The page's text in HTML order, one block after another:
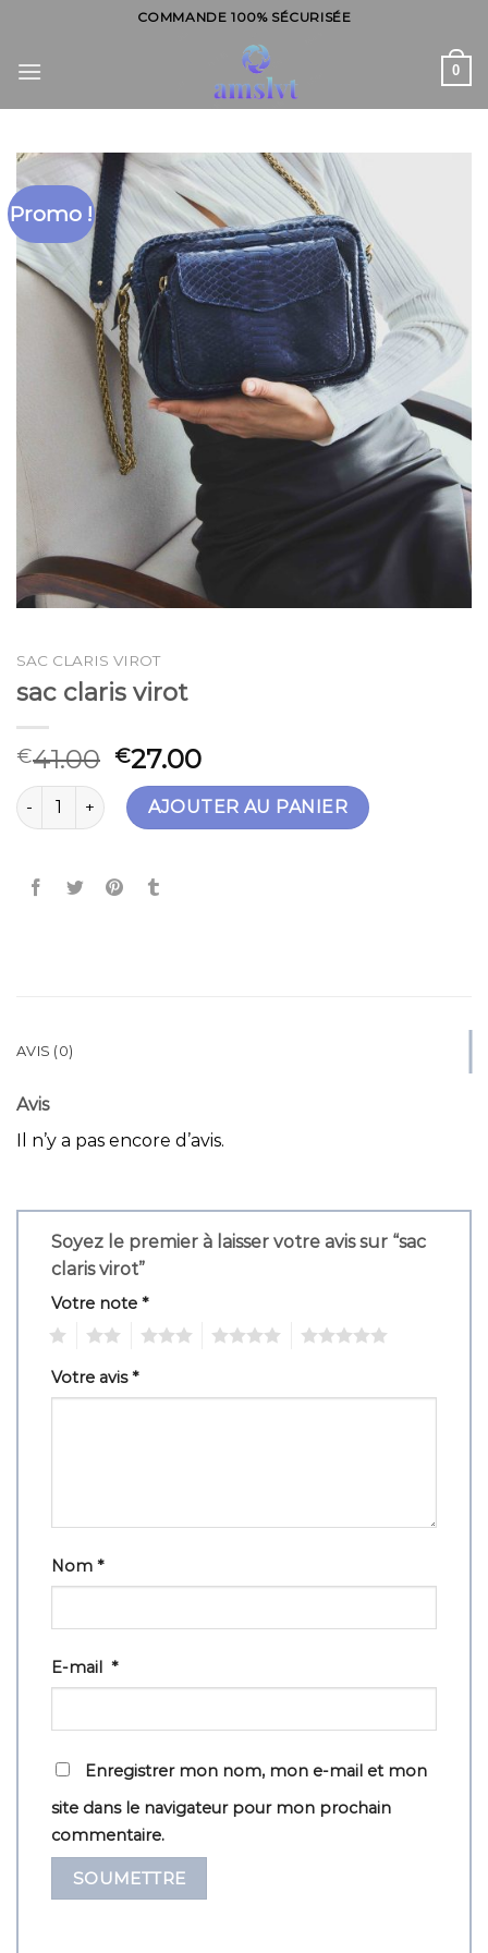
content
COMMANDE 100% SÉCURISÉE
0
Promo !
SAC CLARIS VIROT
sac claris virot
€41.00 €27.00
quantité de sac claris virotAJOUTER AU PANIER
AVIS (0)
Avis
Il n’y a pas encore d’avis.
Soyez le premier à laisser votre avis sur “sac
claris virot”
Votre note *
Votre avis*
Nom *
E-mail *
Enregistrer mon nom, mon e-mail et mon
site dans le navigateur pour mon prochain
commentaire.